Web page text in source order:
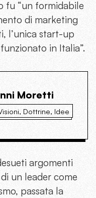
fu “un formidabile
di marketing
l’unica start-up
in Italia”.
Moretti
Dottrine, Idee
argomenti
un leader come
passata la